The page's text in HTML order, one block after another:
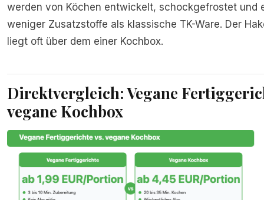
werden von Köchen entwickelt, schockgefrostet und
weniger Zusatzstoffe als klassische TK-Ware. Der
liegt oft über dem einer Kochbox.
Direktvergleich: Vegane
vegane Kochbox